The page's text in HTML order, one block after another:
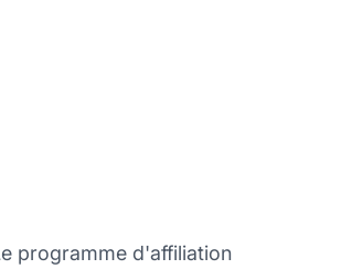
programme d'affiliation